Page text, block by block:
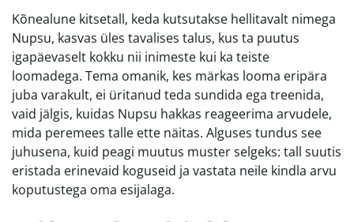
Kõnealune kitsetall, keda kutsutakse hellitavalt nimega
Nupsu, kasvas üles tavalises talus, kus ta puutus
igapäevaselt kokku nii inimeste kui ka teiste
loomadega. Tema omanik, kes märkas looma eripära
juba varakult, ei üritanud teda sundida ega treenida,
vaid jälgis, kuidas Nupsu hakkas reageerima arvudele,
mida peremees talle ette näitas. Alguses tundus see
juhusena, kuid peagi muutus muster selgeks: tall suutis
eristada erinevaid koguseid ja vastata neile kindla arvu
koputustega oma esijalaga.